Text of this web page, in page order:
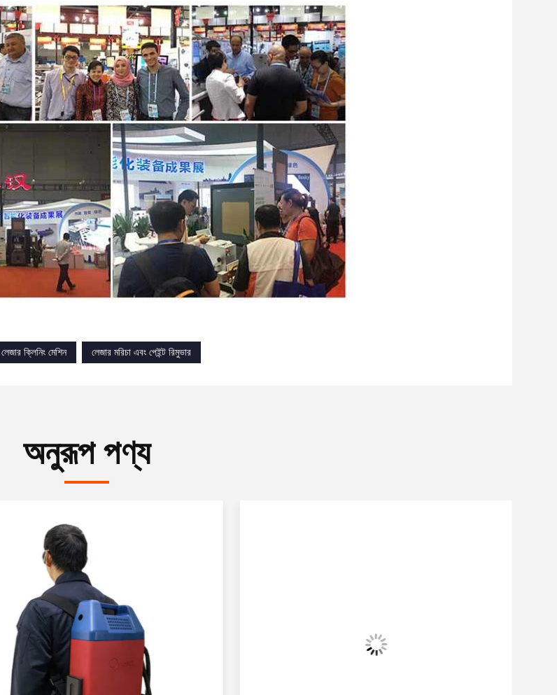
লেজার ক্লিনিং মেশিন লেজার মরিচা এবং পেইন্ট রিমুভার
অনুরূপ পণ্য